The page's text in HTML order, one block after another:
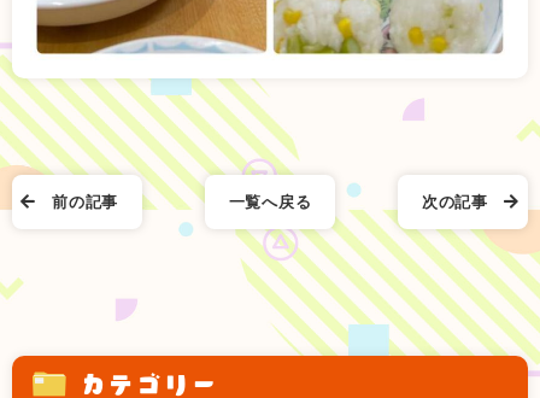
次の記事
一覧へ戻る
前の記事
カテゴリー